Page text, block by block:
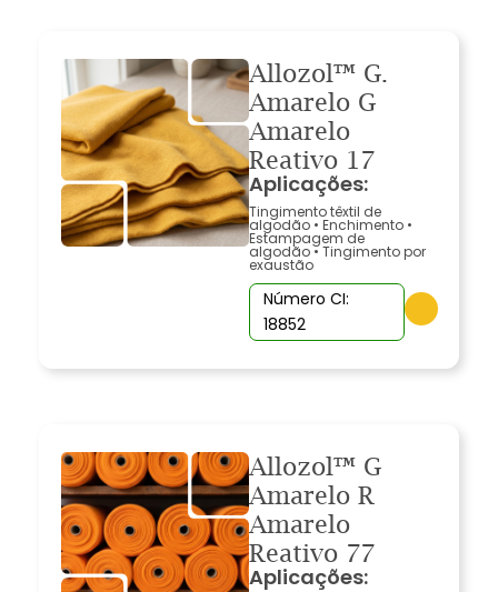
Allozol™ G.
Amarelo G
Amarelo
Reativo 17
Aplicações:
Tingimento têxtil de
algodão • Enchimento •
Estampagem de
algodão•Tingimento por
exaustão
Número CI:
18852
Allozol™ G
Amarelo R
Amarelo
Reativo 77
Aplicações: